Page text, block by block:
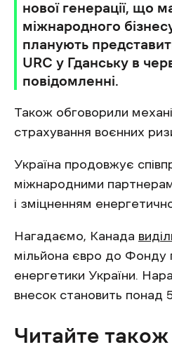
нової генерації, що
міжнародного
планують
URC у Гданську в
повідомленні.
Також обговорили
страхування воєнних
Україна продовжує
міжнародними
і зміцненням
Нагадаємо, Канада
мільйона євро до Фонду
енергетики України.
внесок становить понад
Читайте також